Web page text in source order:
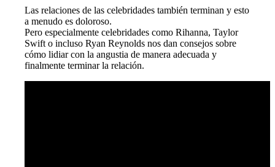
Las relaciones de las celebridades también terminan y esto
a menudo es doloroso.
Pero especialmente celebridades como Rihanna, Taylor
Swift o incluso Ryan Reynolds nos dan consejos sobre
cómo lidiar con la angustia de manera adecuada y
finalmente terminar la relación.